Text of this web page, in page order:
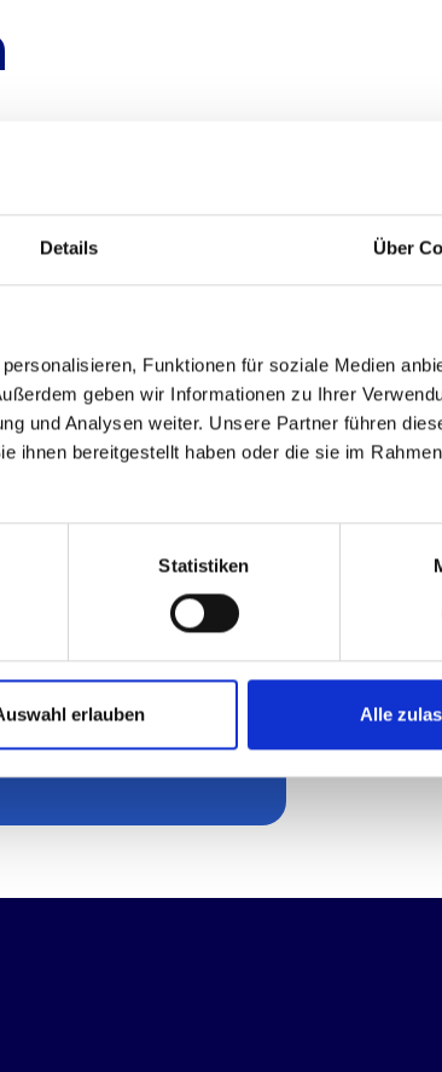
Details Über
Funktionen für soziale Medien
geben wir Informationen zu Ihrer
und Analysen weiter. Unsere Partner führen
ihnen bereitgestellt haben oder die sie im
Statistiken
erlauben Alle
– und eine Prüfung, die Ihr
Governance